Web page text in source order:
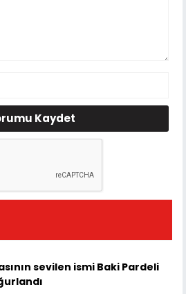
Kaydet
sevilen ismi Baki Pardeli